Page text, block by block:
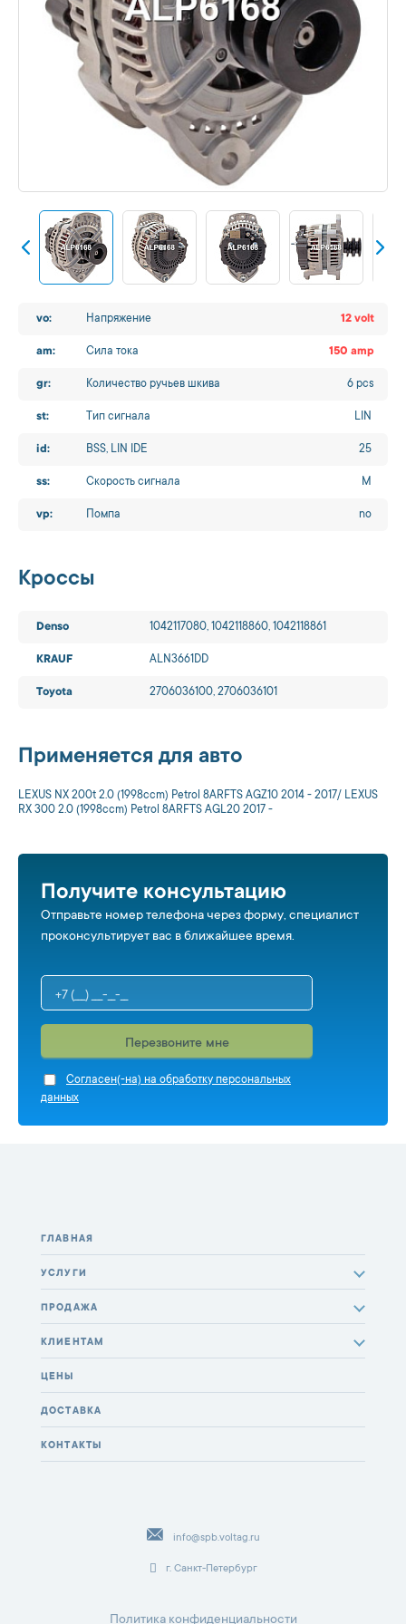
vo: Напряжение 12 volt
am: Сила тока 150 amp
gr: Количество ручьев шкива 6 pcs
st: Тип сигнала LIN
id: BSS, LIN IDE 25
ss: Скорость сигнала M
vp: Помпа no
Кроссы
Denso 1042117080, 1042118860, 1042118861
KRAUF ALN3661DD
Toyota 2706036100, 2706036101
Применяется для авто
LEXUS NX 200t 2.0 (1998ccm) Petrol 8ARFTS AGZ10 2014 - 2017/ LEXUS
RX 300 2.0 (1998ccm) Petrol 8ARFTS AGL20 2017 -
Получите консультацию
Отправьте номер телефона через форму, специалист
проконсультирует вас в ближайшее время.
Перезвоните мне
Cогласен(-на) на обработку персональных
данных
ГЛАВНАЯ
УСЛУГИ
ПРОДАЖА
КЛИЕНТАМ
ЦЕНЫ
ДОСТАВКА
КОНТАКТЫ
info@spb.voltag.ru
г. Санкт-Петербург
Политика конфиденциальности